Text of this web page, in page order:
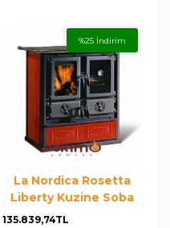
%25 İndirim
La Nordica Rosetta
Liberty Kuzine Soba
135.839,74TL